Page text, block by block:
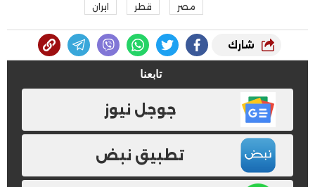
مصر قطر ايران
شارك
تابعنا
جوجل نيوز
تطبيق نبض